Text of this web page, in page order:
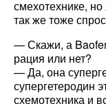
смехотехнике,
так же тоже
— Скажи, а
рация или нет?
— Да, она
супергетеродин
схемотехника и